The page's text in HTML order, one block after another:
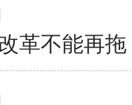
革不能再拖